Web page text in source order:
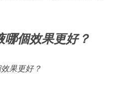
哪個效果更好？